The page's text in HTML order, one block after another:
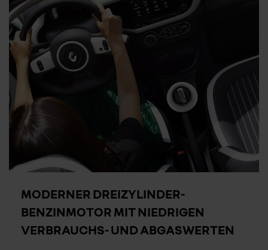
MODERNER DREIZYLINDER-
BENZINMOTOR MIT NIEDRIGEN
VERBRAUCHS- UND ABGASWERTEN